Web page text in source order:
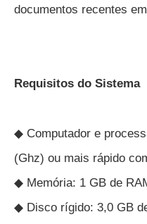
documentos recentes
Requisitos do Sistema
◆ Computador e
(Ghz) ou mais rápido
◆ Memória: 1 GB de
◆ Disco rígido: 3,0 GB